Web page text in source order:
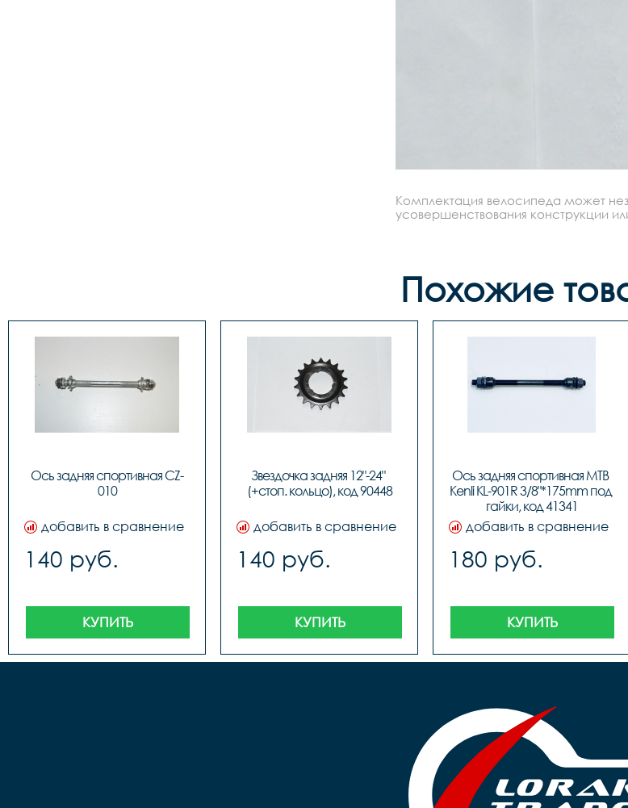
Комплектация велосипеда может
усовершенствования конструкции
Похожие
Ось задняя спортивная CZ-
010
добавить в сравнение
140 руб.
КУПИТЬ
Звездочка задняя 12"-24"
(+стоп. кольцо), код 90448
добавить в сравнение
140 руб.
КУПИТЬ
Ось задняя спортивная MTB
Kenli KL-901R 3/8"*175mm под
гайки, код 41341
добавить в сравнение
180 руб.
КУПИТЬ